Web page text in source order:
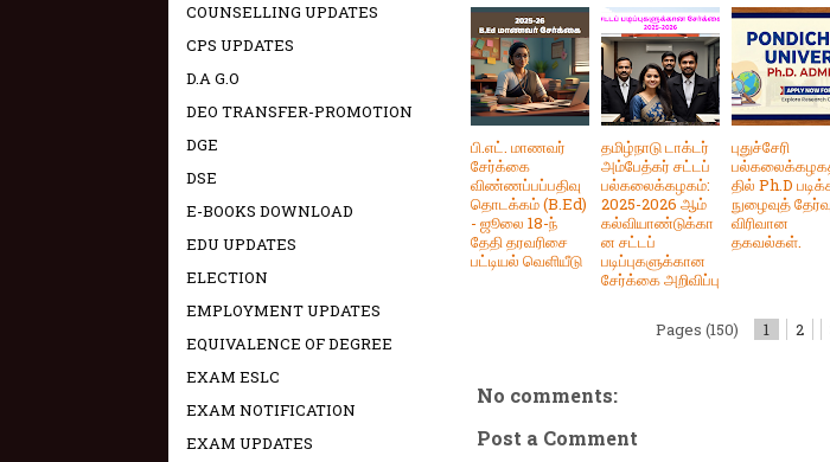
பி.எட். மாணவர்
சேர்க்கை
விண்ணப்பப்பதிவு
தொடக்கம் (B.Ed)
- ஜூலை 18-ந்
தேதி தரவரிசை
பட்டியல் வெளியீடு
தமிழ்நாடு டாக்டர்
அம்பேத்கர் சட்டப்
பல்கலைக்கழகம்:
2025-2026 ஆம்
கல்வியாண்டுக்கா
ன சட்டப்
படிப்புகளுக்கான
சேர்க்கை அறிவிப்பு
புதுச்சேரி
தில் Ph.D
நுழைவுத்
விரிவான
தகவல்கள்.
Pages (150) 1 2
No comments:
Post a Comment
COUNSELLING UPDATES
CPS UPDATES
D.A G.O
DEO TRANSFER-PROMOTION
DGE
DSE
E-BOOKS DOWNLOAD
EDU UPDATES
ELECTION
EMPLOYMENT UPDATES
EQUIVALENCE OF DEGREE
EXAM ESLC
EXAM NOTIFICATION
EXAM UPDATES